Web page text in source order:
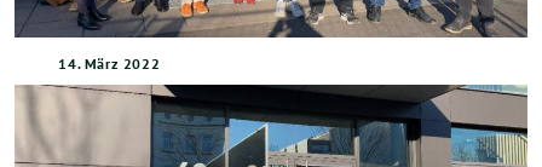
14. März 2022